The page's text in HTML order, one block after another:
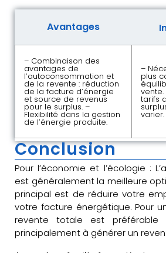
Avantages
– Combinaison des
avantages de
l’autoconsommation et
de la revente : réduction
de la facture d’énergie
et source de revenus
pour le surplus. –
Flexibilité dans la gestion
de l’énergie produite.
–
plus
tarifs
varier.
Conclusion
Pour l’économie et l’écologie :
est généralement la meilleure
principal est de réduire votre
votre facture énergétique. Pour
revente totale est préférable
principalement à générer un